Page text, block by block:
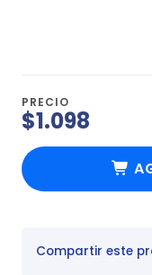
PRECIO
$1.098
Compartir este